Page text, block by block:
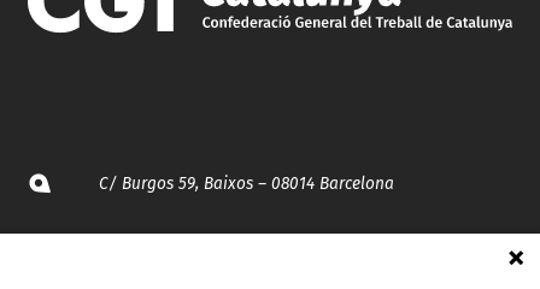
C/ Burgos 59, Baixos – 08014 Barcelona